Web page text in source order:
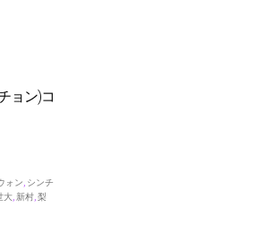
ョン)コ
ォン, シンチ
大,新村,梨